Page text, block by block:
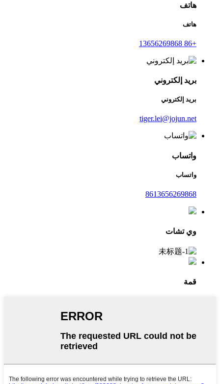
هاتف
هاتف
+86 13656269868
بريد إلكتروني
بريد إلكتروني
tiger.lei@jojun.net
واتساب
واتساب
8613656269868
وي تشات
قمة